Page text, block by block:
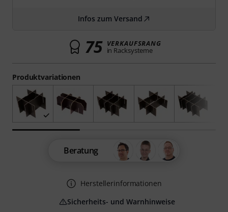
Produktvariationen
Infos zum Versand
75 VERKAUFSRANG
in Racksysteme
Beratung
Herstellerinformationen
Sicherheits- und Warnhinweise